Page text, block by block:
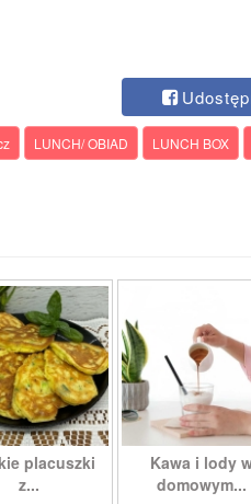
LUNCH/ OBIAD LUNCH BOX
placuszki
z...
Kawa i lody
domowym...